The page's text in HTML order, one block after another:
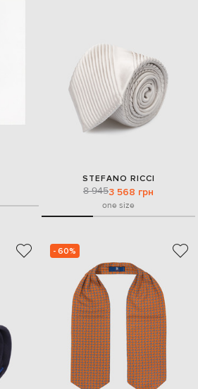
STEFANO RICCI
8 9453 568 грн
one size
- 60%